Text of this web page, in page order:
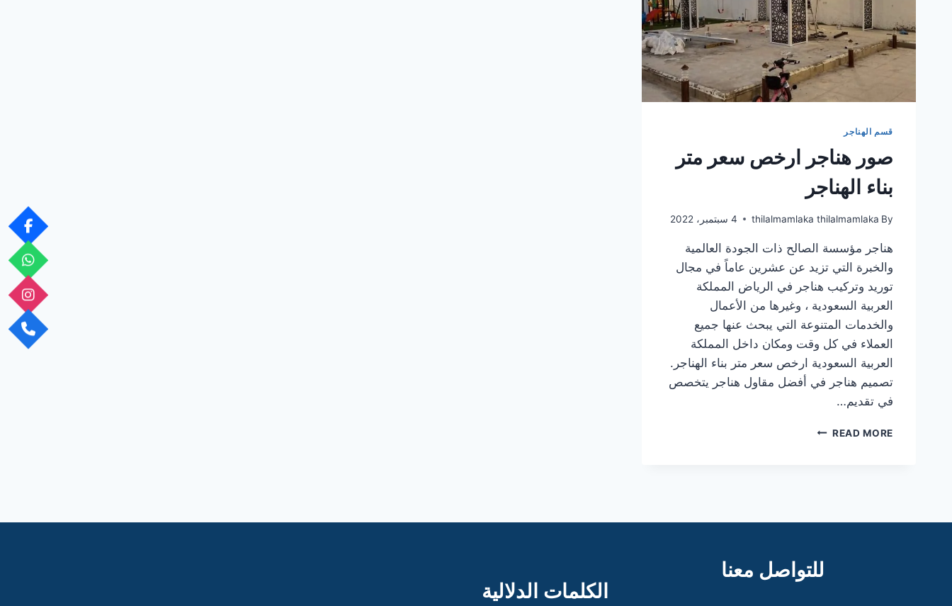
قسم الهناجر
صور هناجر ارخص سعر متر
بناء الهناجر
By
thilalmamlaka thilalmamlaka 4 سبتمبر، 2022
هناجر مؤسسة الصالح ذات الجودة العالمية
والخبرة التي تزيد عن عشرين عاماً في مجال
توريد وتركيب هناجر في الرياض المملكة
العربية السعودية ، وغيرها من الأعمال
والخدمات المتنوعة التي يبحث عنها جميع
العملاء في كل وقت ومكان داخل المملكة
العربية السعودية ارخص سعر متر بناء الهناجر.
تصميم هناجر في أفضل مقاول هناجر يتخصص
في تقديم…
READ MOREصور
للتواصل معنا
الكلمات الدلالية